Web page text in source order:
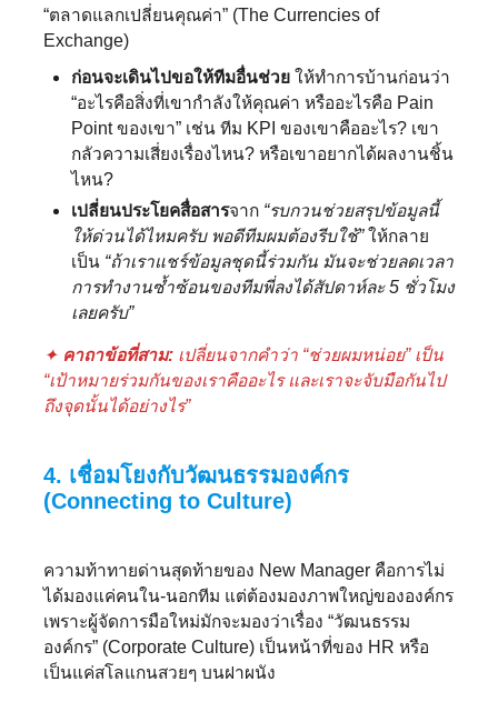
“ตลาดแลกเปลี่ยนคุณค่า” (The Currencies of
Exchange)
ก่อนจะเดินไปขอให้ทีมอื่นช่วย ให้ทำการบ้านก่อนว่า
“อะไรคือสิ่งที่เขากำลังให้คุณค่า หรืออะไรคือ Pain
Point ของเขา” เช่น ทีม KPI ของเขาคืออะไร? เขา
กลัวความเสี่ยงเรื่องไหน? หรือเขาอยากได้ผลงานชิ้น
ไหน?
เปลี่ยนประโยคสื่อสารจาก “รบกวนช่วยสรุปข้อมูลนี้
ให้ด่วนได้ไหมครับ พอดีทีมผมต้องรีบใช้”ให้กลาย
เป็น “ถ้าเราแชร์ข้อมูลชุดนี้ร่วมกัน มันจะช่วยลดเวลา
การทำงานซ้ำซ้อนของทีมพี่ลงได้สัปดาห์ละ 5 ชั่วโมง
เลยครับ”
✦ คาถาข้อที่สาม: เปลี่ยนจากคำว่า “ช่วยผมหน่อย” เป็น
“เป้าหมายร่วมกันของเราคืออะไร และเราจะจับมือกันไป
ถึงจุดนั้นได้อย่างไร”
4. เชื่อมโยงกับวัฒนธรรมองค์กร
(Connecting to Culture)
ความท้าทายด่านสุดท้ายของ New Manager คือการไม่
ได้มองแค่คนใน-นอกทีม แต่ต้องมองภาพใหญ่ขององค์กร
เพราะผู้จัดการมือใหม่มักจะมองว่าเรื่อง “วัฒนธรรม
องค์กร” (Corporate Culture) เป็นหน้าที่ของ HR หรือ
เป็นแค่สโลแกนสวยๆ บนฝาผนัง